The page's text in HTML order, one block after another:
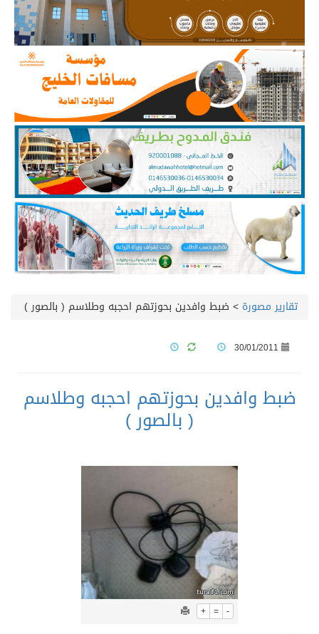
تقارير مصورة > ضبط وافدين بحوزتهم احجبه وطلاسم ( بالصور )
30/01/2011
ضبط وافدين بحوزتهم احجبه وطلاسم
( بالصور )
+ = -